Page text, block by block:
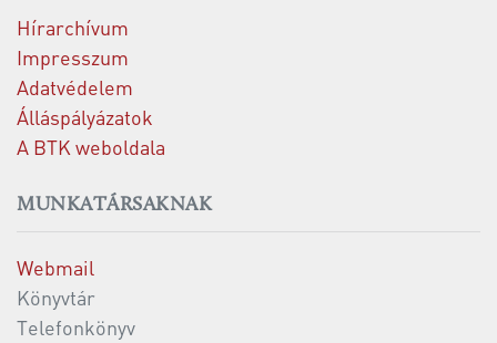
Hírarchívum
Impresszum
Adatvédelem
Álláspályázatok
A BTK weboldala
MUNKATÁRSAKNAK
Webmail
Könyvtár
Telefonkönyv